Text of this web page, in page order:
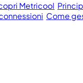
Metricool
Come